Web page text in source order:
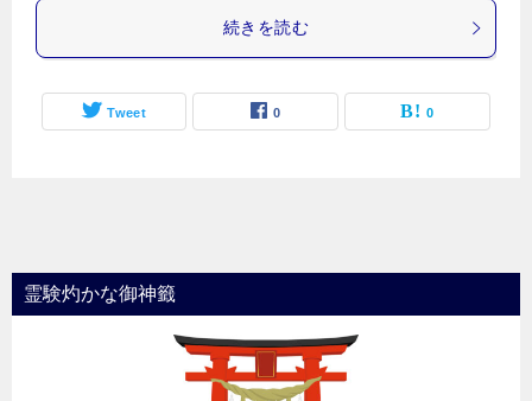
続きを読む
Tweet 0 0
霊験灼かな御神籤